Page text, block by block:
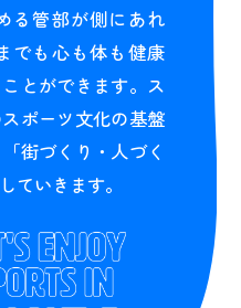
る管部が側にあれ
でも心も体も健康
とができます。ス
ポーツ文化の基盤
街づくり・人づく
ていきます。